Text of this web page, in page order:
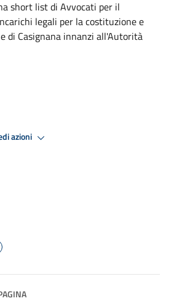
short list di Avvocati per il
legali per la costituzione e
di Casignana innanzi all'Autorità
azioni